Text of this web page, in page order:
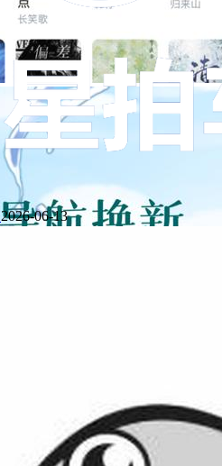
2026-06-13